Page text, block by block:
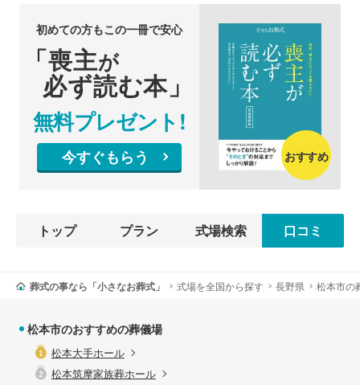
初めての方もこの一冊で安心
「喪主が
必ず読む本」
無料プレゼント!
今すぐもらう おすすめ
トップ プラン 式場検索 口コミ
葬式の事なら「小さなお葬式」 式場を全国から探す 長野県 松本市の
松本市のおすすめの葬儀場
松本大手ホール
松本筑摩家族葬ホール